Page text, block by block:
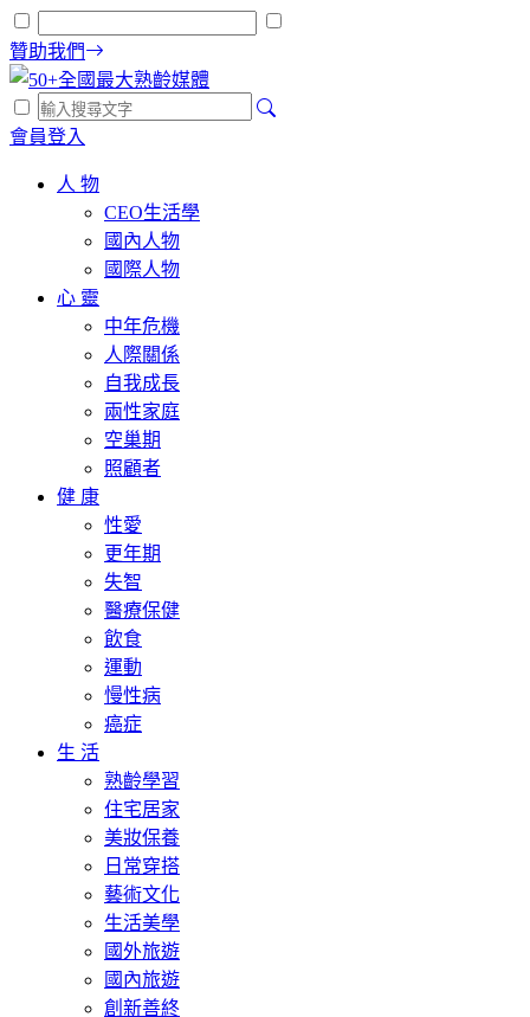
贊助我們
會員登入
人 物
CEO生活學
國內人物
國際人物
心 靈
中年危機
人際關係
自我成長
兩性家庭
空巢期
照顧者
健 康
性愛
更年期
失智
醫療保健
飲食
運動
慢性病
癌症
生 活
熟齡學習
住宅居家
美妝保養
日常穿搭
藝術文化
生活美學
國外旅遊
國內旅遊
創新善終